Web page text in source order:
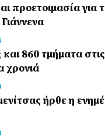
προετοιμασία για
και 860 τμήματα
χρονιά
ήρθε η